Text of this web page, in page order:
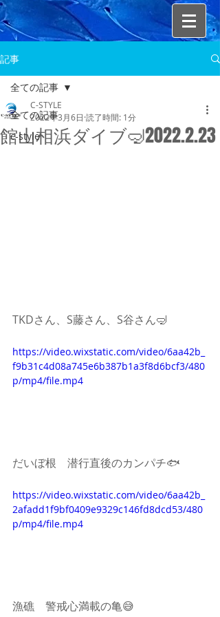
記事
全ての記事
c-style
全ての記事
館山相浜ダイブ🤿2022.2.23
C-STYLE
2022年3月6日 読了時間: 1分
TKDさん、S藤さん、S谷さん🤿
https://video.wixstatic.com/video/6aa42b_
f9b31c4d08a745e6b387b1a3f8d6bcf3/480
p/mp4/file.mp4
だいぼ根　潜行直後のカンパチ🐟
https://video.wixstatic.com/video/6aa42b_
2afadd1f9bf0409e9329c146fd8dcd53/480
p/mp4/file.mp4
漁礁　警戒心満載の亀😅